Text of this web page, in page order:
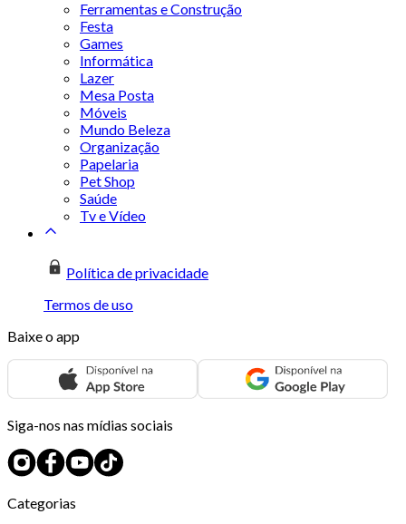
Ferramentas e Construção
Festa
Games
Informática
Lazer
Mesa Posta
Móveis
Mundo Beleza
Organização
Papelaria
Pet Shop
Saúde
Tv e Vídeo
Política de privacidade
Termos de uso
Baixe o app
Siga-nos nas mídias sociais
Categorias